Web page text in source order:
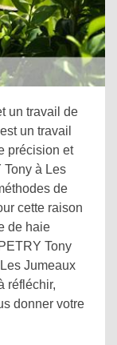
un travail de
un travail
précision et
Tony à Les
de
cette raison
de haie
Tony
Jumeaux
réfléchir,
donner votre